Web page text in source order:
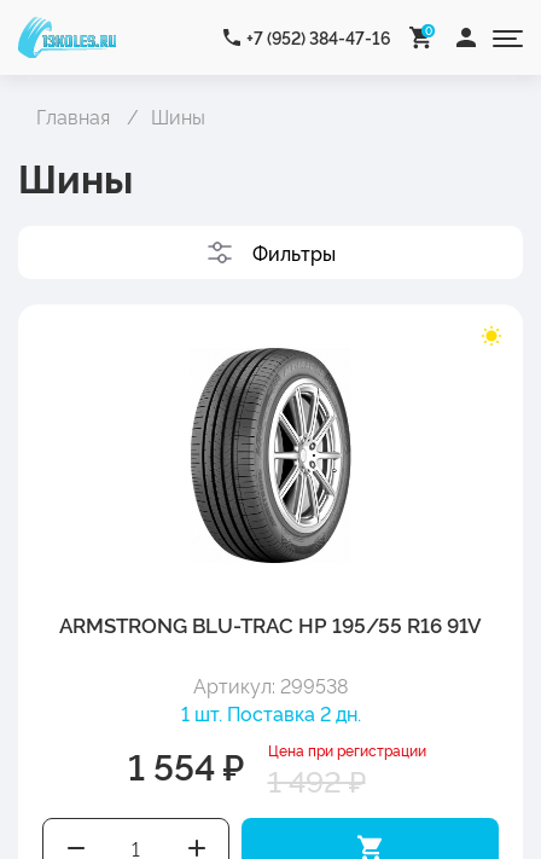
+7 (952) 384-47-16 0
Главная Шины
Шины
Фильтры
ARMSTRONG BLU-TRAC HP 195/55 R16 91V
Артикул: 299538
1 шт. Поставка 2 дн.
1 554 ₽ Цена при регистрации
1 492 ₽